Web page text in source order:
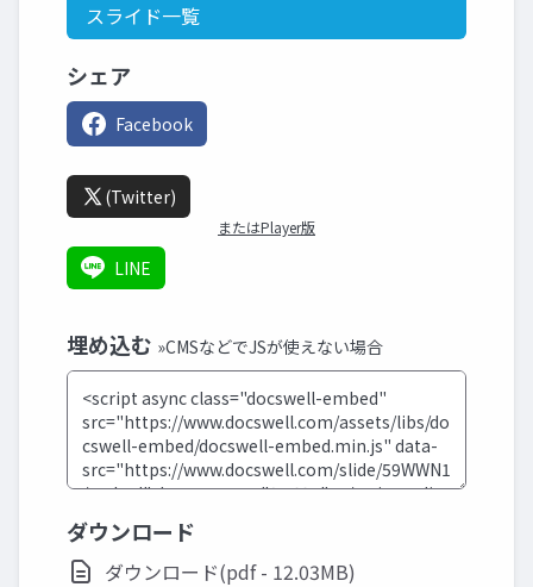
スライド一覧
シェア
Facebook
(Twitter)
またはPlayer版
LINE
埋め込む »CMSなどでJSが使えない場合
ダウンロード
ダウンロード(pdf - 12.03MB)